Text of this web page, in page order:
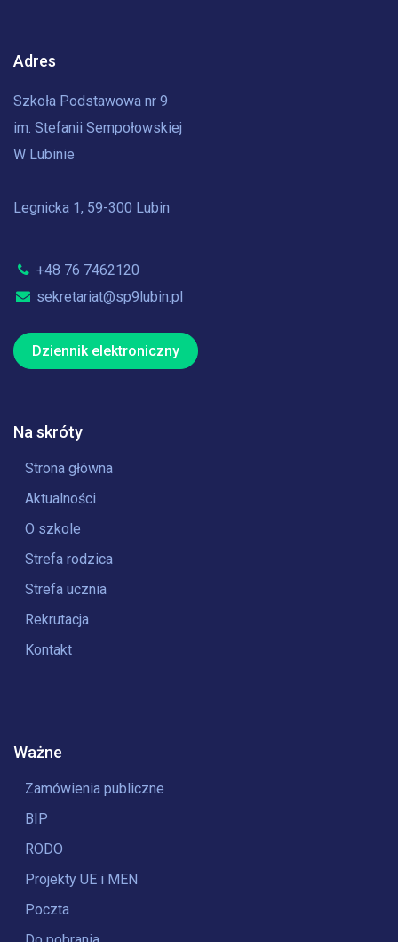
Adres
Szkoła Podstawowa nr 9
im. Stefanii Sempołowskiej
W Lubinie
Legnicka 1, 59-300 Lubin
+48 76 7462120
sekretariat@sp9lubin.pl
Dziennik elektroniczny
Na skróty
Strona główna
Aktualności
O szkole
Strefa rodzica
Strefa ucznia
Rekrutacja
Kontakt
Ważne
Zamówienia publiczne
BIP
RODO
Projekty UE i MEN
Poczta